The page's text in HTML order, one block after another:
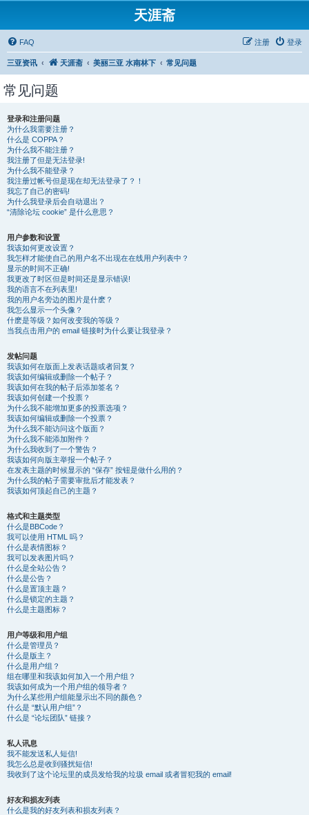
天涯斋
FAQ 登录
注册
三亚资讯 天涯斋 美丽三亚 水南林下 常见问题
常见问题
登录和注册问题
为什么我需要注册？
什么是 COPPA？
为什么我不能注册？
我注册了但是无法登录!
为什么我不能登录？
我注册过帐号但是现在却无法登录了？！
我忘了自己的密码!
为什么我登录后会自动退出？
“清除论坛 cookie” 是什么意思？
用户参数和设置
我该如何更改设置？
我怎样才能使自己的用户名不出现在在线用户列表中？
显示的时间不正确!
我更改了时区但是时间还是显示错误!
我的语言不在列表里!
我的用户名旁边的图片是什麽？
我怎么显示一个头像？
什麽是等级？如何改变我的等级？
当我点击用户的 email 链接时为什么要让我登录？
发帖问题
我该如何在版面上发表话题或者回复？
我该如何编辑或删除一个帖子？
我该如何在我的帖子后添加签名？
我该如何创建一个投票？
为什么我不能增加更多的投票选项？
我该如何编辑或删除一个投票？
为什么我不能访问这个版面？
为什么我不能添加附件？
为什么我收到了一个警告？
我该如何向版主举报一个帖子？
在发表主题的时候显示的 “保存” 按钮是做什么用的？
为什么我的帖子需要审批后才能发表？
我该如何顶起自己的主题？
格式和主题类型
什么是BBCode？
我可以使用 HTML 吗？
什么是表情图标？
我可以发表图片吗？
什么是全站公告？
什么是公告？
什么是置顶主题？
什么是锁定的主题？
什么是主题图标？
用户等级和用户组
什么是管理员？
什么是版主？
什么是用户组？
组在哪里和我该如何加入一个用户组？
我该如何成为一个用户组的领导者？
为什么某些用户组能显示出不同的颜色？
什么是 “默认用户组”？
什么是 “论坛团队” 链接？
私人讯息
我不能发送私人短信!
我怎么总是收到骚扰短信!
我收到了这个论坛里的成员发给我的垃圾 email 或者冒犯我的 email!
好友和损友列表
什么是我的好友列表和损友列表？